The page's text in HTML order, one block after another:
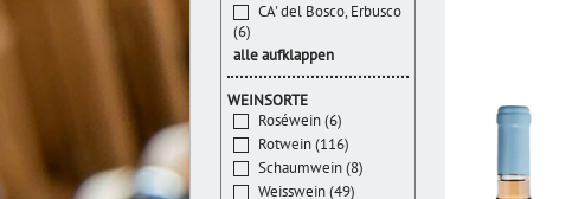
CA' del Bosco, Erbusco
(6)
alle aufklappen
WEINSORTE
Roséwein (6)
Rotwein (116)
Schaumwein (8)
Weisswein (49)